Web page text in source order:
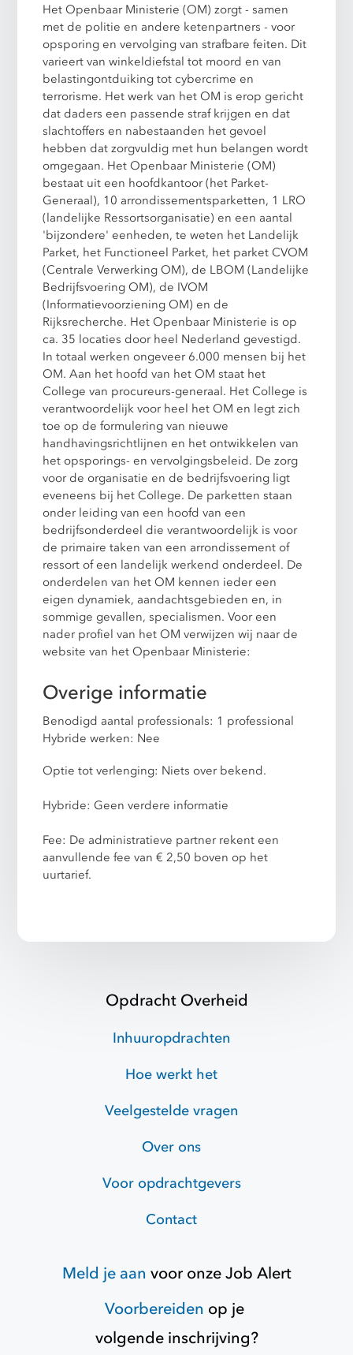
Het Openbaar Ministerie (OM) zorgt - samen
met de politie en andere ketenpartners - voor
opsporing en vervolging van strafbare feiten. Dit
varieert van winkeldiefstal tot moord en van
belastingontduiking tot cybercrime en
terrorisme. Het werk van het OM is erop gericht
dat daders een passende straf krijgen en dat
slachtoffers en nabestaanden het gevoel
hebben dat zorgvuldig met hun belangen wordt
omgegaan. Het Openbaar Ministerie (OM)
bestaat uit een hoofdkantoor (het Parket-
Generaal), 10 arrondissementsparketten, 1 LRO
(landelijke Ressortsorganisatie) en een aantal
'bijzondere' eenheden, te weten het Landelijk
Parket, het Functioneel Parket, het parket CVOM
(Centrale Verwerking OM), de LBOM (Landelijke
Bedrijfsvoering OM), de IVOM
(Informatievoorziening OM) en de
Rijksrecherche. Het Openbaar Ministerie is op
ca. 35 locaties door heel Nederland gevestigd.
In totaal werken ongeveer 6.000 mensen bij het
OM. Aan het hoofd van het OM staat het
College van procureurs-generaal. Het College is
verantwoordelijk voor heel het OM en legt zich
toe op de formulering van nieuwe
handhavingsrichtlijnen en het ontwikkelen van
het opsporings- en vervolgingsbeleid. De zorg
voor de organisatie en de bedrijfsvoering ligt
eveneens bij het College. De parketten staan
onder leiding van een hoofd van een
bedrijfsonderdeel die verantwoordelijk is voor
de primaire taken van een arrondissement of
ressort of een landelijk werkend onderdeel. De
onderdelen van het OM kennen ieder een
eigen dynamiek, aandachtsgebieden en, in
sommige gevallen, specialismen. Voor een
nader profiel van het OM verwijzen wij naar de
website van het Openbaar Ministerie:
Overige informatie
Benodigd aantal professionals: 1 professional
Hybride werken: Nee
Optie tot verlenging: Niets over bekend.
Hybride: Geen verdere informatie
Fee: De administratieve partner rekent een
aanvullende fee van € 2,50 boven op het
uurtarief.
Opdracht Overheid
Inhuuropdrachten
Hoe werkt het
Veelgestelde vragen
Over ons
Voor opdrachtgevers
Contact
Meld je aan voor onzeJob Alert
Voorbereiden op je
volgende inschrijving?